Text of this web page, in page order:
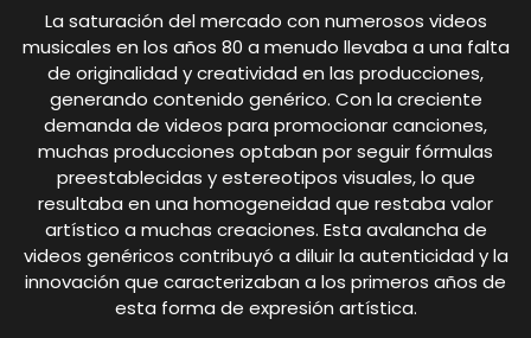
La saturación del mercado con numerosos videos
musicales en los años 80 a menudo llevaba a una falta
de originalidad y creatividad en las producciones,
generando contenido genérico. Con la creciente
demanda de videos para promocionar canciones,
muchas producciones optaban por seguir fórmulas
preestablecidas y estereotipos visuales, lo que
resultaba en una homogeneidad que restaba valor
artístico a muchas creaciones. Esta avalancha de
videos genéricos contribuyó a diluir la autenticidad y la
innovación que caracterizaban a los primeros años de
esta forma de expresión artística.